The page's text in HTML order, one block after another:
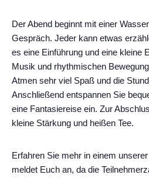
Der Abend beginnt mit einer
Gespräch. Jeder kann etwas
es eine Einführung und eine kleine
Musik und rhythmischen
Atmen sehr viel Spaß und die
Anschließend entspannen Sie
eine Fantasiereise ein. Zur
kleine Stärkung und heißen Tee.
Erfahren Sie mehr in einem
meldet Euch an, da die